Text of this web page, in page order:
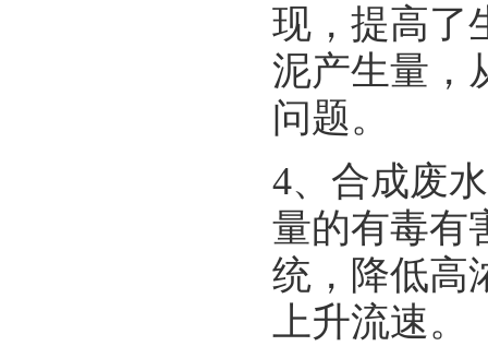
现，提高了
泥产生量，
问题。
4、合成废
量的有毒有
统，降低高
上升流速。